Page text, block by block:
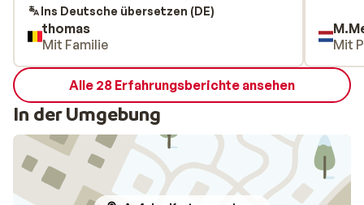
handig want de helft van ons gezelschap
(4p) had geen slaapkamer. De pistes waren
enkel te bereiken na een heen- en terugrit
met de skibus die maar om de 40 min reed.
Dit wat niet duidelijk bij boeking want
anders hadden wij hier niet geboekt.
Ins Deutsche übersetzen (DE)
thomas
Mit Familie
Mit
Alle 28 Erfahrungsberichte ansehen
In der Umgebung